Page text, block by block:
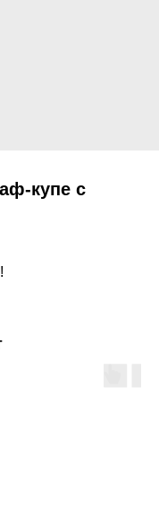
купе с